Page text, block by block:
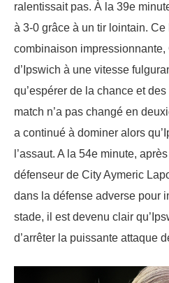
ralentissait pas. À la 39e
à 3-0 grâce à un tir lointain. Ce
combinaison
d’Ipswich à une vitesse
qu’espérer de la chance et
match n’a pas changé en
a continué à dominer alors
l’assaut. A la 54e minute,
défenseur de City Aymeric
dans la défense adverse pour
stade, il est devenu clair
d’arrêter la puissante attaque